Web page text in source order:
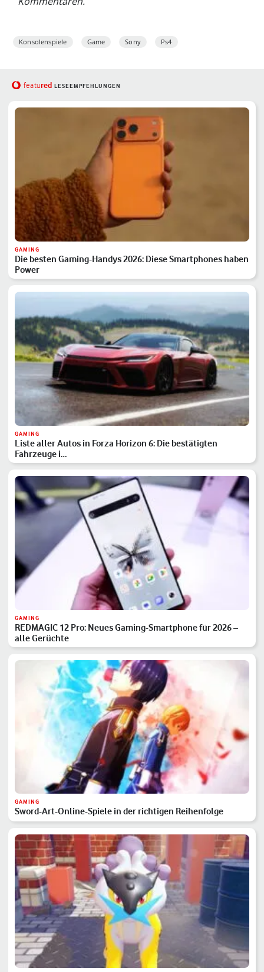
Konsolenspiele Game Sony Ps4
featured LESEEMPFEHLUNGEN
GAMING
Die besten Gaming-Handys 2026: Diese Smartphones haben
Power
GAMING
Liste aller Autos in Forza Horizon 6: Die bestätigten
Fahrzeuge i…
GAMING
REDMAGIC 12 Pro: Neues Gaming-Smartphone für 2026 –
alle Gerüchte
GAMING
Sword-Art-Online-Spiele in der richtigen Reihenfolge